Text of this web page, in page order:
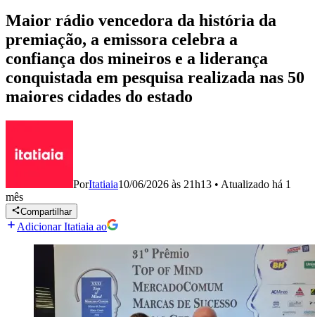
Maior rádio vencedora da história da
premiação, a emissora celebra a
confiança dos mineiros e a liderança
conquistada em pesquisa realizada nas 50
maiores cidades do estado
PorItatiaia10/06/2026 às 21h13 • Atualizado há 1
mês
Compartilhar
Adicionar Itatiaia ao